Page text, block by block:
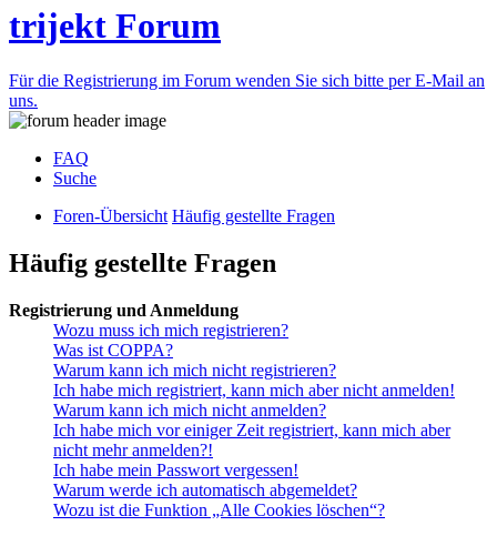
trijekt Forum
Für die Registrierung im Forum wenden Sie sich bitte per E-Mail an
uns.
FAQ
Suche
Foren-Übersicht Häufig gestellte Fragen
Häufig gestellte Fragen
Registrierung und Anmeldung
Wozu muss ich mich registrieren?
Was ist COPPA?
Warum kann ich mich nicht registrieren?
Ich habe mich registriert, kann mich aber nicht anmelden!
Warum kann ich mich nicht anmelden?
Ich habe mich vor einiger Zeit registriert, kann mich aber
nicht mehr anmelden?!
Ich habe mein Passwort vergessen!
Warum werde ich automatisch abgemeldet?
Wozu ist die Funktion „Alle Cookies löschen“?